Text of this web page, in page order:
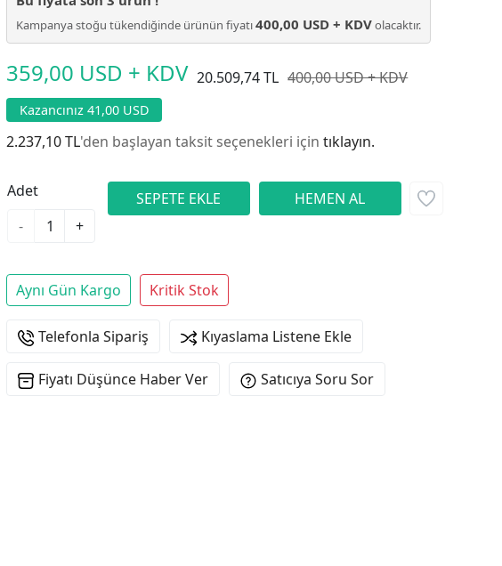
20.509,74 TL
359,00 USD + KDV 400,00 USD + KDV
Kazancınız 41,00 USD
Kampanya stoğu tükendiğinde ürünün fiyatı400,00 USD + KDVolacaktır.
2.237,10 TL'den başlayan taksit seçenekleri içintıklayın.
Adet
-
+
Aynı Gün Kargo Kritik Stok
Telefonla Sipariş Kıyaslama Listene Ekle
Fiyatı Düşünce Haber Ver Satıcıya Soru Sor